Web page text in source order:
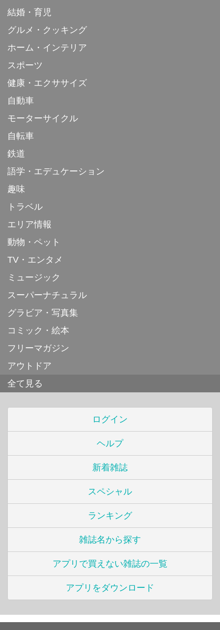
結婚・育児
グルメ・クッキング
ホーム・インテリア
スポーツ
健康・エクササイズ
自動車
モーターサイクル
自転車
鉄道
語学・エデュケーション
趣味
トラベル
エリア情報
動物・ペット
TV・エンタメ
ミュージック
スーパーナチュラル
グラビア・写真集
コミック・絵本
フリーマガジン
アウトドア
全て見る
ログイン
ヘルプ
新着雑誌
スペシャル
ランキング
雑誌名から探す
アプリで買えない雑誌の一覧
アプリをダウンロード